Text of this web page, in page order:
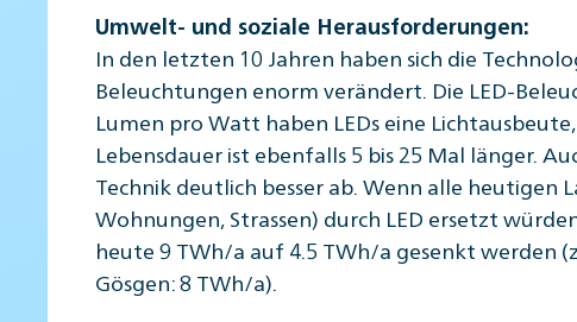
Umwelt- und soziale Herausforderungen:
In den letzten 10 Jahren haben sich die
Beleuchtungen enorm verändert. Die LED-
Lumen pro Watt haben LEDs eine
Lebensdauer ist ebenfalls 5 bis 25 Mal länger.
Technik deutlich besser ab. Wenn alle heutigen
Wohnungen, Strassen) durch LED ersetzt
heute 9 TWh/a auf 4.5 TWh/a gesenkt werden
Gösgen: 8 TWh/a).